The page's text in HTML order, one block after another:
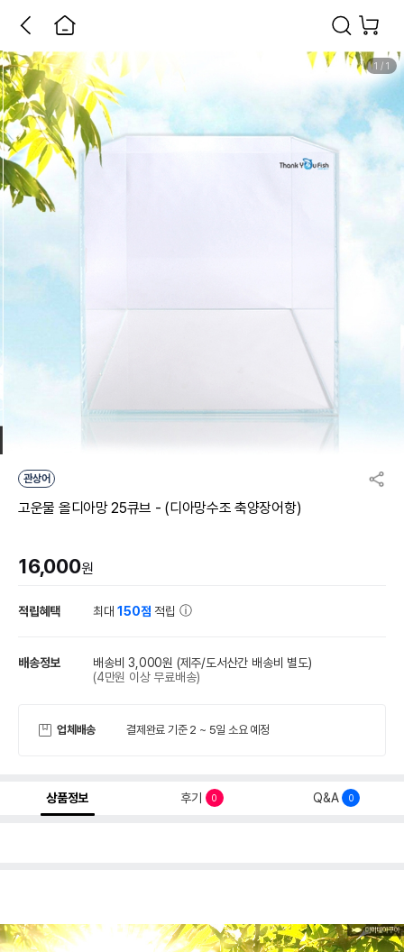
1 / 1
관상어
고운물 올디아망 25큐브 - (디아망수조 축양장어항)
16,000원
적립혜택 최대150점 적립
배송정보 배송비 3,000원 (제주/도서산간 배송비 별도)
(4만원 이상 무료배송)
업체배송 결제완료 기준 2 ~ 5일 소요 예정
상품정보 후기 0 Q&A 0